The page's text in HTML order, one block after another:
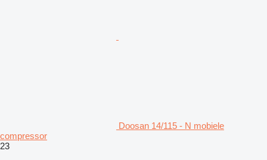
Doosan 14/115 - N mobiele
compressor
23